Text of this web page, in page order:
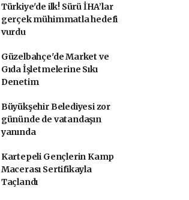
Türkiye'de ilk! Sürü İHA’lar
gerçek mühimmatla hedefi
vurdu
Güzelbahçe'de Market ve
Gıda İşletmelerine Sıkı
Denetim
Büyükşehir Belediyesi zor
gününde de vatandaşın
yanında
Kartepeli Gençlerin Kamp
Macerası Sertifikayla
Taçlandı